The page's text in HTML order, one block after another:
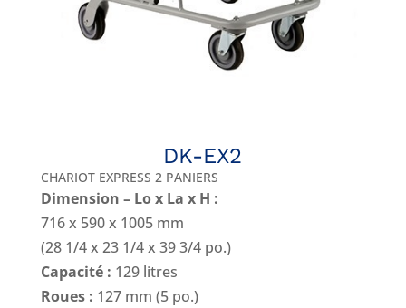
DK-EX2
CHARIOT EXPRESS 2 PANIERS
Dimension – Lo x La x H :
716 x 590 x 1005 mm
(28 1/4 x 23 1/4 x 39 3/4 po.)
Capacité : 129 litres
Roues : 127 mm (5 po.)